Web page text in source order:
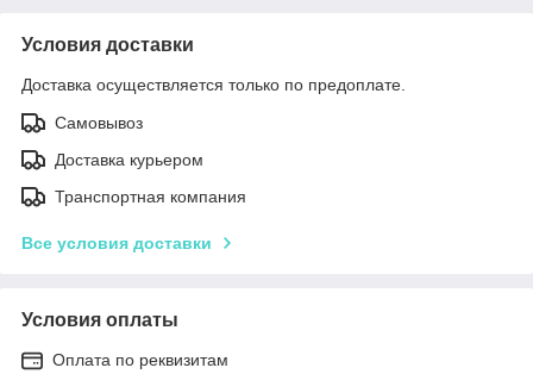
Условия доставки
Доставка осуществляется только по предоплате.
Самовывоз
Доставка курьером
Транспортная компания
Все условия доставки
Условия оплаты
Оплата по реквизитам